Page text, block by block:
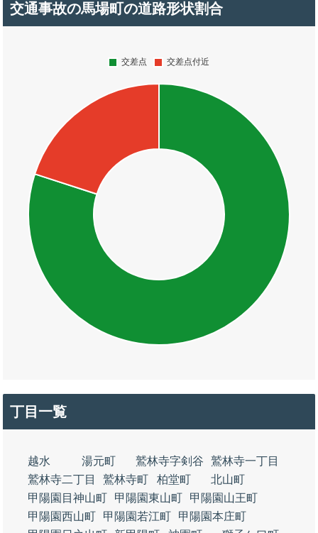
交通事故の馬場町の道路形状割合
丁目一覧
越水 湯元町 鷲林寺字剣谷
鷲林寺一丁目
鷲林寺二丁目
鷲林寺町 柏堂町
北山町
甲陽園目神山町
甲陽園東山町
甲陽園山王町
甲陽園西山町
甲陽園若江町
甲陽園本庄町